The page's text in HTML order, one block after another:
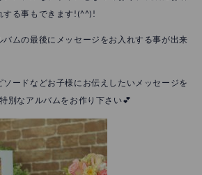
する事もできます!(^^)!
バムの最後にメッセージをお入れする事が出来
ソードなどお子様にお伝えしたいメッセージを
別なアルバムをお作り下さい💕